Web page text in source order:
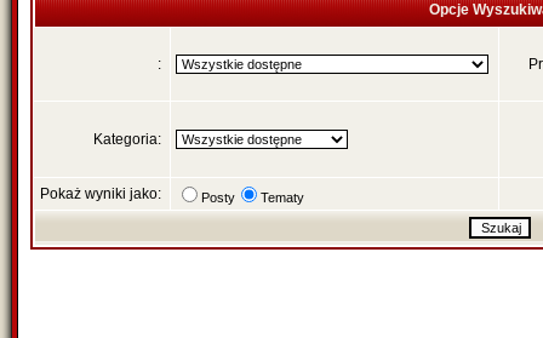
Opcje
:
Kategoria:
Pokaż wyniki jako: Posty Tematy